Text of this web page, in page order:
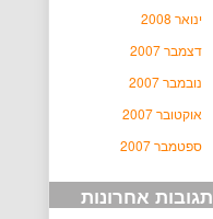
ינואר 2008
דצמבר 2007
נובמבר 2007
אוקטובר 2007
ספטמבר 2007
תגובות אחרונות